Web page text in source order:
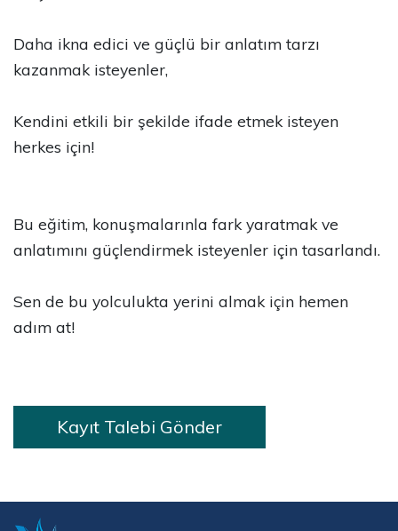
Daha ikna edici ve güçlü bir anlatım tarzı
kazanmak isteyenler,
Kendini etkili bir şekilde ifade etmek isteyen
herkes için!
Bu eğitim, konuşmalarınla fark yaratmak ve
anlatımını güçlendirmek isteyenler için tasarlandı.
Sen de bu yolculukta yerini almak için hemen
adım at!
Kayıt Talebi Gönder